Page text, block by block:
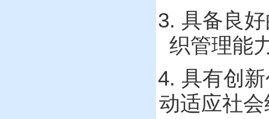
3. 具备良
织管理能
4. 具有创
动适应社会